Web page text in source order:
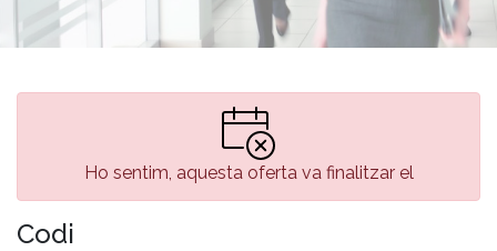
Ho sentim, aquesta oferta va finalitzar el
Codi